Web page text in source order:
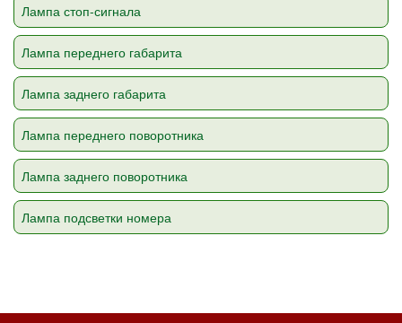
Лампа стоп-сигнала
Лампа переднего габарита
Лампа заднего габарита
Лампа переднего поворотника
Лампа заднего поворотника
Лампа подсветки номера